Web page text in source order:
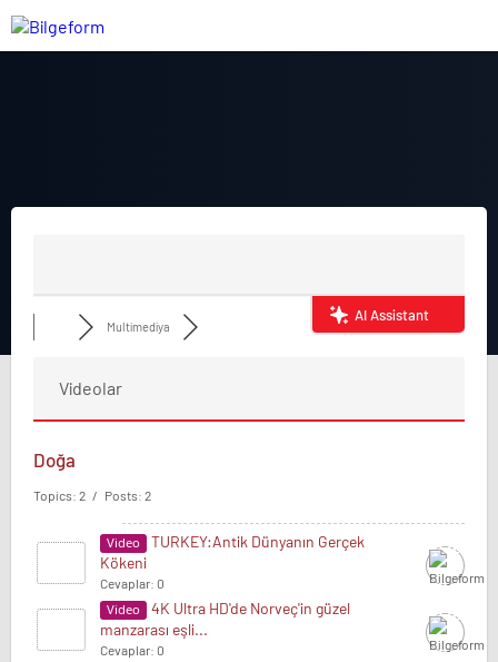
AI Assistant
Multimediya
Videolar
Doğa
Topics: 2 / Posts: 2
Video
TURKEY:Antik Dünyanın Gerçek
Kökeni
Cevaplar: 0
Video
4K Ultra HD'de Norveç'in güzel
manzarası eşli...
Cevaplar: 0